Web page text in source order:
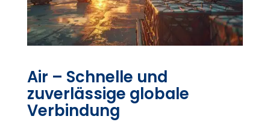
Air – Schnelle und
zuverlässige globale
Verbindung